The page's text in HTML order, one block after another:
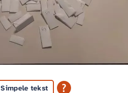
Simpele tekst